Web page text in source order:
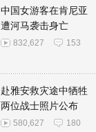
中国女游客在肯尼亚
遭河马袭击身亡
832,627 153
赴雅安救灾途中牺牲
两位战士照片公布
580,627 180